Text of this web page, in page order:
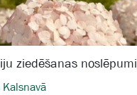
ziedēšanas noslēpumi